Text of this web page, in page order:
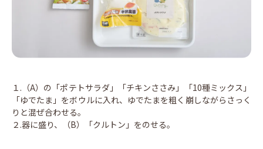
１.（A）の「ポテトサラダ」「チキンささみ」「10種ミックス」
「ゆでたま」をボウルに入れ、ゆでたまを粗く崩しながらさっく
りと混ぜ合わせる。
２.器に盛り、（B）「クルトン」をのせる。